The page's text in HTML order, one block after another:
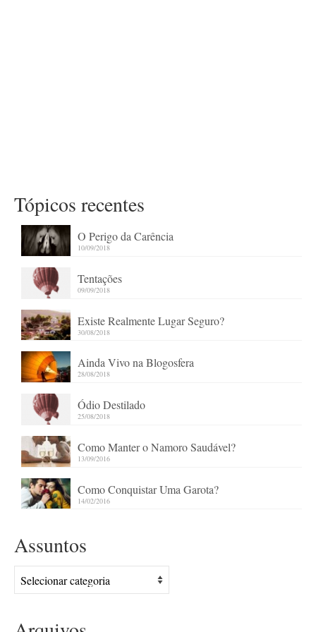
Tópicos recentes
O Perigo da Carência
10/09/2018
Tentações
09/09/2018
Existe Realmente Lugar Seguro?
30/08/2018
Ainda Vivo na Blogosfera
28/08/2018
Ódio Destilado
25/08/2018
Como Manter o Namoro Saudável?
13/09/2016
Como Conquistar Uma Garota?
14/02/2016
Assuntos
Assuntos